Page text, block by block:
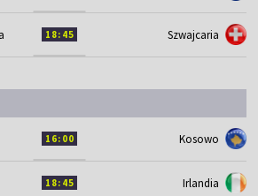
18:45 Szwajcaria
16:00 Kosowo
18:45 Irlandia